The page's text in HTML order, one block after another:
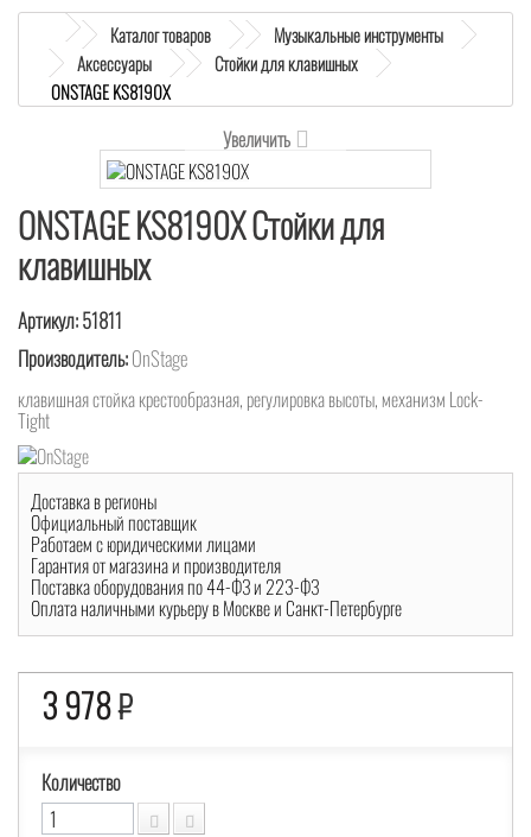
Каталог товаров
Музыкальные инструменты
Аксессуары
Стойки для клавишных
ONSTAGE KS8190X
Увеличить
ONSTAGE KS8190X Стойки для
клавишных
Артикул:51811
Производитель:OnStage
клавишная стойка крестообразная, регулировка высоты, механизм Lock-
Tight
Доставка в регионы
Официальный поставщик
Работаем с юридическими лицами
Гарантия от магазина и производителя
Поставка оборудования по 44-ФЗ и 223-ФЗ
Оплата наличными курьеру в Москве и Санкт-Петербурге
3 978₽
Количество